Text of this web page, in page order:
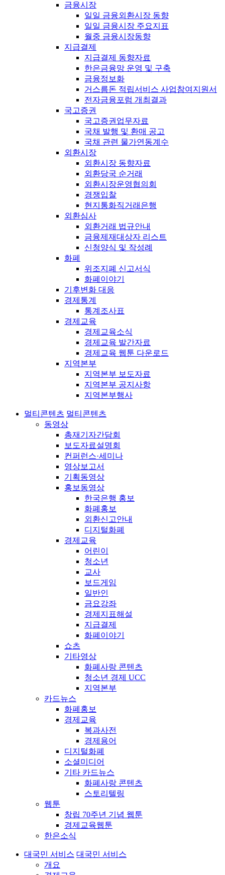
금융시장
일일 금융외환시장 동향
일일 금융시장 주요지표
월중 금융시장동향
지급결제
지급결제 동향자료
한은금융망 운영 및 구축
금융정보화
거스름돈 적립서비스 사업참여지원서
전자금융포럼 개최결과
국고증권
국고증권업무자료
국채 발행 및 환매 공고
국채 관련 물가연동계수
외환시장
외환시장 동향자료
외환당국 순거래
외환시장운영협의회
경쟁입찰
현지통화직거래은행
외환심사
외환거래 법규안내
금융제재대상자 리스트
신청양식 및 작성례
화폐
위조지폐 신고서식
화폐이야기
기후변화 대응
경제통계
통계조사표
경제교육
경제교육소식
경제교육 발간자료
경제교육 웹툰 다운로드
지역본부
지역본부 보도자료
지역본부 공지사항
지역본부행사
멀티콘텐츠 멀티콘텐츠
동영상
총재기자간담회
보도자료설명회
컨퍼런스·세미나
영상보고서
기획동영상
홍보동영상
한국은행 홍보
화폐홍보
외환신고안내
디지털화폐
경제교육
어린이
청소년
교사
보드게임
일반인
금요강좌
경제지표해설
지급결제
화폐이야기
쇼츠
기타영상
화폐사랑 콘텐츠
청소년 경제 UCC
지역본부
카드뉴스
화폐홍보
경제교육
복과사전
경제용어
디지털화폐
소셜미디어
기타 카드뉴스
화폐사랑 콘텐츠
스토리텔링
웹툰
창립 70주년 기념 웹툰
경제교육웹툰
한은소식
대국민 서비스 대국민 서비스
개요